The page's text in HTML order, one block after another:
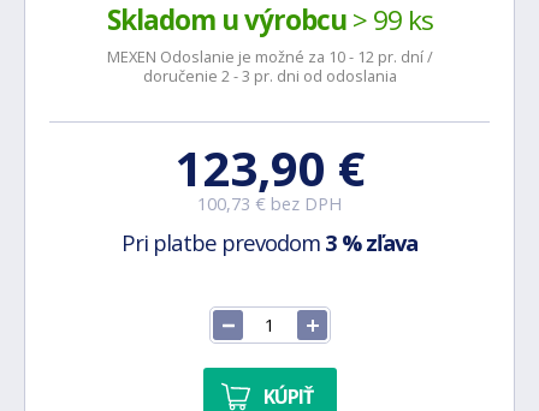
Skladom u výrobcu> 99 ks
MEXEN Odoslanie je možné za 10 - 12 pr. dní /
doručenie 2 - 3 pr. dni od odoslania
123,90 €
100,73 € bez DPH
Pri platbe prevodom 3 % zľava
KÚPIŤ